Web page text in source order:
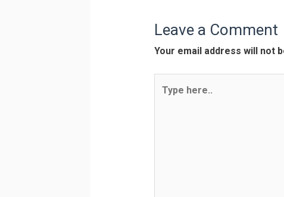
Leave a Comment
Your email address will not
here..